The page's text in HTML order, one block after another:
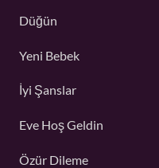
Düğün
Yeni Bebek
İyi Şanslar
Eve Hoş Geldin
Özür Dileme